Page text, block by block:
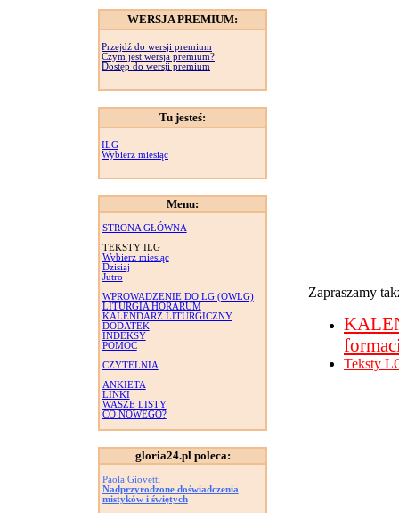
WERSJA PREMIUM:
Przejdź do wersji premium
Czym jest wersja premium?
Dostęp do wersji premium
Tu jesteś:
ILG
Wybierz miesiąc
Menu:
STRONA GŁÓWNA
TEKSTY ILG
Wybierz miesiąc
Dzisiaj
Jutro
WPROWADZENIE DO LG (OWLG)
LITURGIA HORARUM
KALENDARZ LITURGICZNY
DODATEK
INDEKSY
POMOC
CZYTELNIA
ANKIETA
LINKI
WASZE LISTY
CO NOWEGO?
gloria24.pl poleca:
Paola Giovetti
Nadprzyrodzone doświadczenia
mistyków i świętych
Zapraszamy
Teksty